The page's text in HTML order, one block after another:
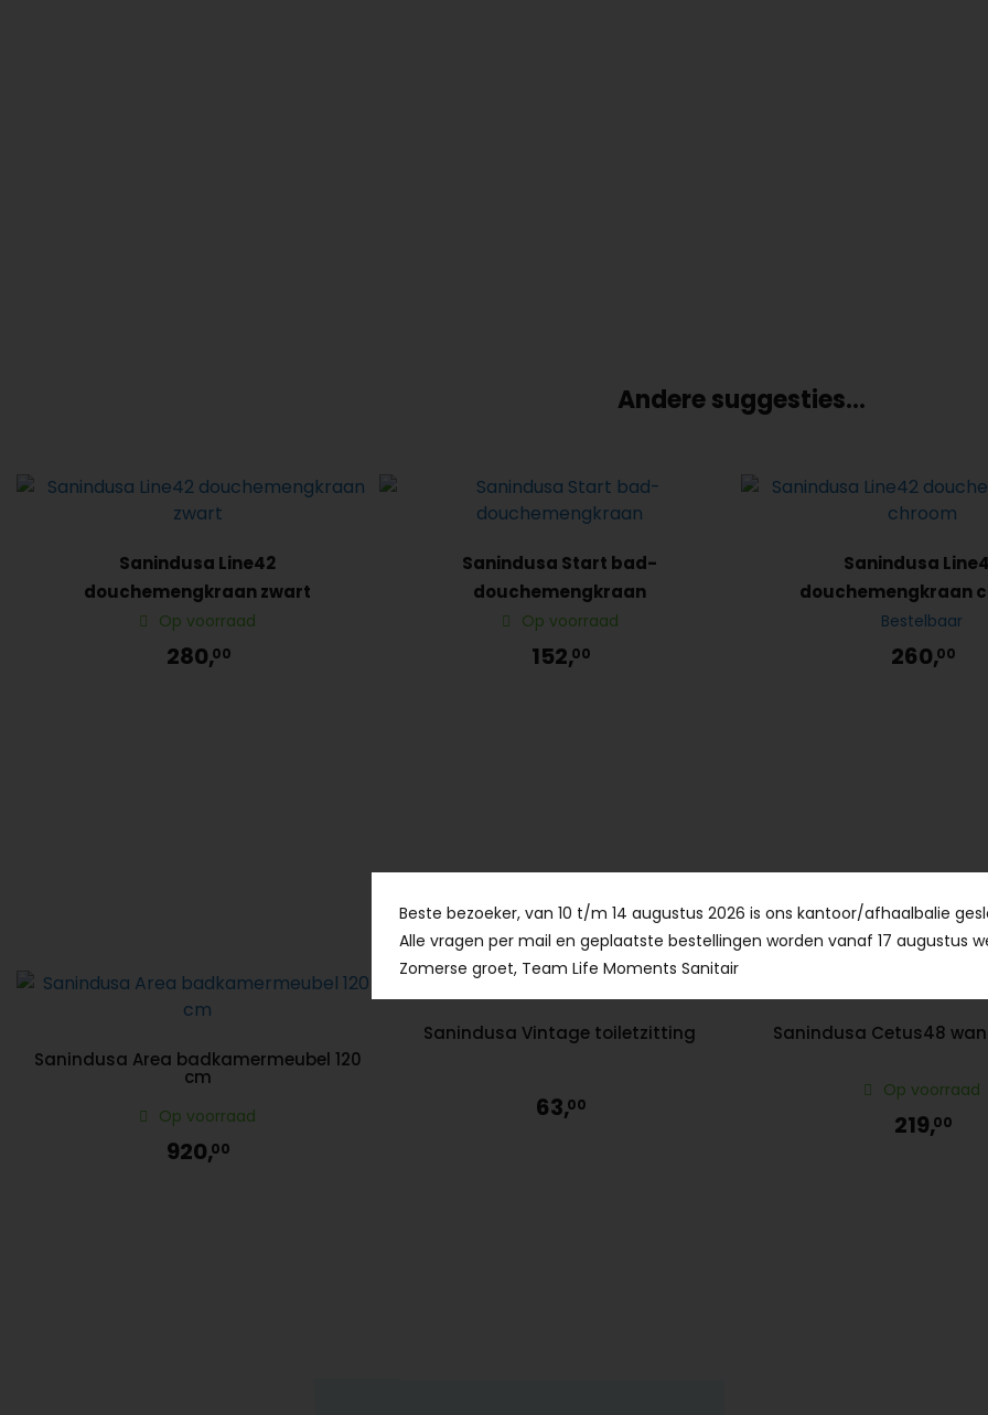
Andere suggesties…
Sanindusa Line42
douchemengkraan zwart
Op voorraad
280,00
Sanindusa Start bad-
douchemengkraan
Op voorraad
152,00
Sanindusa
douchemengkraan
Bestelbaar
260,00
Anderen kochten ook...
Sanindusa Area badkamermeubel 120
cm
Op voorraad
920,00
Sanindusa Vintage toiletzitting
63,00
Sanindusa Cetus48
Op voorraad
219,00
Beste bezoeker, van 10 t/m 14 augustus 2026 is ons kantoor/afhaalbalie
Alle vragen per mail en geplaatste bestellingen worden vanaf 17 augustus
Zomerse groet, Team Life Moments Sanitair